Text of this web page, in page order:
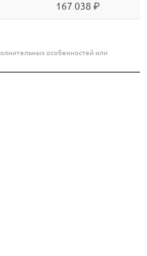
167 038 ₽
особенностей или